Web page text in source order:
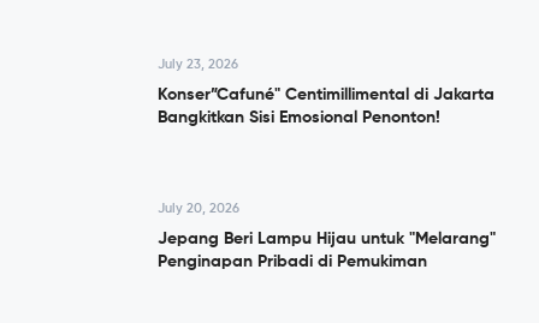
July 23, 2026
Konser”Cafuné" Centimillimental di Jakarta
Bangkitkan Sisi Emosional Penonton!
July 20, 2026
Jepang Beri Lampu Hijau untuk "Melarang"
Penginapan Pribadi di Pemukiman